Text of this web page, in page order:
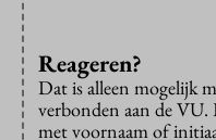
Reageren?
Dat is alleen mogelijk
verbonden aan de VU.
met voornaam of